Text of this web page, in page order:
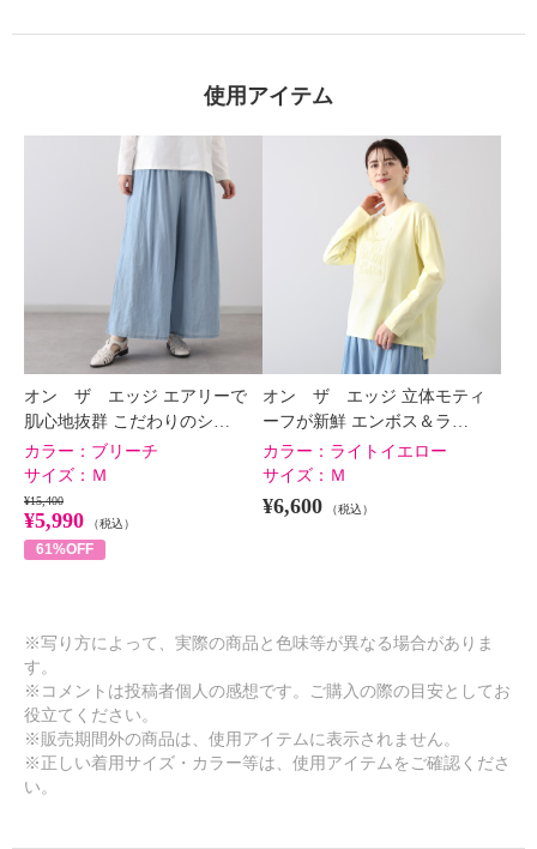
使用アイテム
オン ザ エッジ エアリーで
肌心地抜群 こだわりのシ…
カラー： ブリーチ
サイズ： Ｍ
¥15,400
¥5,990 （税込）
61%OFF
オン ザ エッジ 立体モティ
ーフが新鮮 エンボス＆ラ…
カラー： ライトイエロー
サイズ： Ｍ
¥6,600 （税込）
※写り方によって、実際の商品と色味等が異なる場合がありま
す。
※コメントは投稿者個人の感想です。ご購入の際の目安としてお
役立てください。
※販売期間外の商品は、使用アイテムに表示されません。
※正しい着用サイズ・カラー等は、使用アイテムをご確認くださ
い。